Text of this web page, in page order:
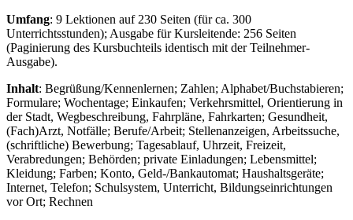
Umfang: 9 Lektionen auf 230 Seiten (für ca. 300
Unterrichtsstunden); Ausgabe für Kursleitende: 256 Seiten
(Paginierung des Kursbuchteils identisch mit der Teilnehmer-
Ausgabe).
Inhalt: Begrüßung/Kennenlernen; Zahlen; Alphabet/Buchstabieren;
Formulare; Wochentage; Einkaufen; Verkehrsmittel, Orientierung in
der Stadt, Wegbeschreibung, Fahrpläne, Fahrkarten; Gesundheit,
(Fach)Arzt, Notfälle; Berufe/Arbeit; Stellenanzeigen, Arbeitssuche,
(schriftliche) Bewerbung; Tagesablauf, Uhrzeit, Freizeit,
Verabredungen; Behörden; private Einladungen; Lebensmittel;
Kleidung; Farben; Konto, Geld-/Bankautomat; Haushaltsgeräte;
Internet, Telefon; Schulsystem, Unterricht, Bildungseinrichtungen
vor Ort; Rechnen